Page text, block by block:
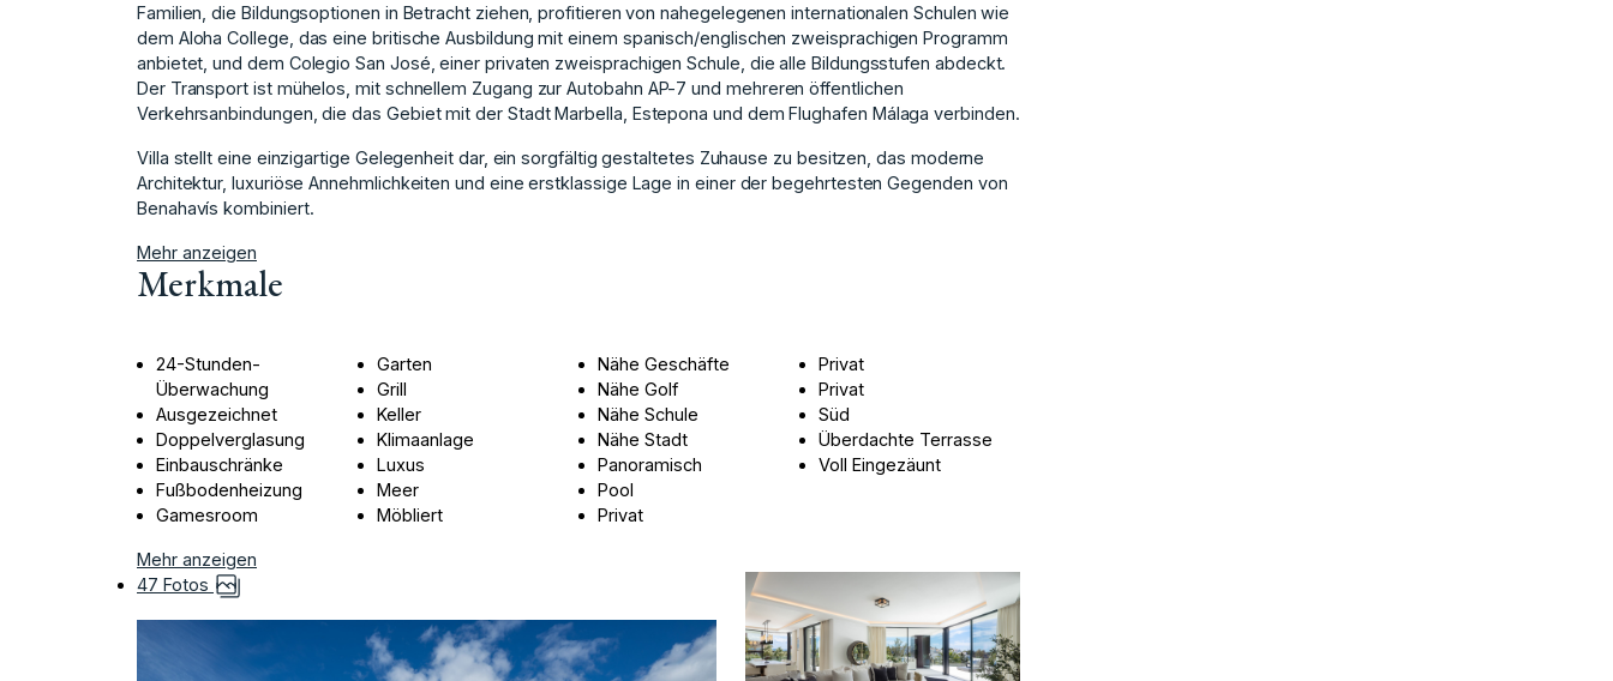
Familien, die Bildungsoptionen in Betracht ziehen, profitieren von nahegelegenen internationalen Schulen wie
dem Aloha College, das eine britische Ausbildung mit einem spanisch/englischen zweisprachigen Programm
anbietet, und dem Colegio San José, einer privaten zweisprachigen Schule, die alle Bildungsstufen abdeckt.
Der Transport ist mühelos, mit schnellem Zugang zur Autobahn AP-7 und mehreren öffentlichen
Verkehrsanbindungen, die das Gebiet mit der Stadt Marbella, Estepona und dem Flughafen Málaga ‌verbinden.
Villa ‌stellt ‌eine ‌einzigartige ‌Gelegenheit dar, ein ‌sorgfältig ‌gestaltetes Zuhause zu ‌besitzen, ‌das ‌moderne
‌Architektur, ‌luxuriöse ‌Annehmlichkeiten und ‌eine erstklassige ‌Lage in einer ‌der ‌begehrtesten ‌Gegenden ‌von
‌Benahavís ‌kombiniert.
Mehr anzeigen
Merkmale
24-Stunden-
Überwachung
Ausgezeichnet
Doppelverglasung
Einbauschränke
Fußbodenheizung
Gamesroom
Garten
Grill
Keller
Klimaanlage
Luxus
Meer
Möbliert
Nähe Geschäfte
Nähe Golf
Nähe Schule
Nähe Stadt
Panoramisch
Pool
Privat
Privat
Privat
Süd
Überdachte Terrasse
Voll Eingezäunt
Mehr anzeigen
47 Fotos